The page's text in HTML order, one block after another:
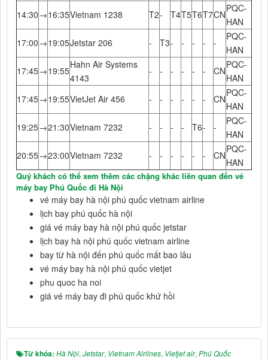
14:30 →16:35Vietnam 1238 T2- T4T5T6T7CN
PQC-
HAN
17:00 →19:05Jetstar 206 - T3- - - - -
PQC-
HAN
17:45→19:55
Hahn Air Systems
4143
- - - - - - CN
PQC-
HAN
17:45→19:55VietJet Air 456 - - - - - - CN
PQC-
HAN
19:25→21:30Vietnam 7232 - - - - T6- -
PQC-
HAN
20:55→23:00Vietnam 7232 - - - - - - CN
PQC-
HAN
Quý khách có thể xem thêm các chặng khác liên quan đến vé
máy bay Phú Quốc đi Hà Nội
vé máy bay hà nội phú quốc vietnam airline
lịch bay phú quốc hà nội
giá vé máy bay hà nội phú quốc jetstar
lịch bay hà nội phú quốc vietnam airline
bay từ hà nội đến phú quốc mất bao lâu
vé máy bay hà nội phú quốc vietjet
phu quoc ha noi
giá vé máy bay đi phú quốc khứ hồi
Từ khóa: Hà Nội, Jetstar, Vietnam Airlines, Vietjet air, Phú Quốc